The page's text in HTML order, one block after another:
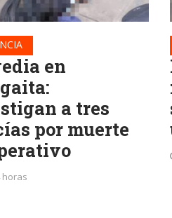
en
a tres
por muerte
horas